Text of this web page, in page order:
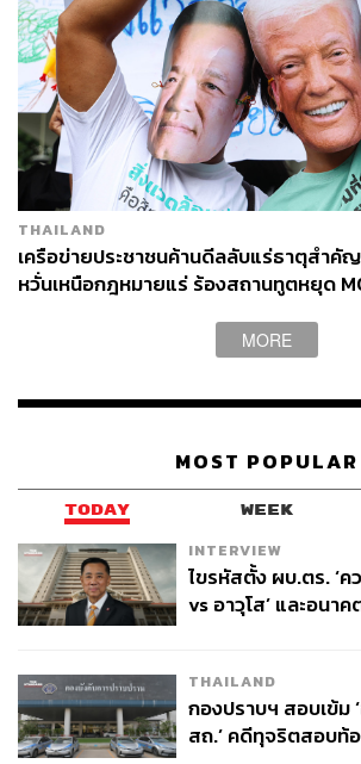
THAILAND
เครือข่ายประชาชนค้านดีลลับแร่ธาตุสำคั
หวั่นเหนือกฎหมายแร่ ร้องสถานทูตหยุด
MORE
MOST POPULAR
TODAY WEEK
INTERVIEW
ไขรหัสตั้ง ผบ.ตร. ‘ค
vs อาวุโส’ และอนา
THAILAND
กองปราบฯ สอบเข้ม
สถ.’ คดีทุจริตสอบท้